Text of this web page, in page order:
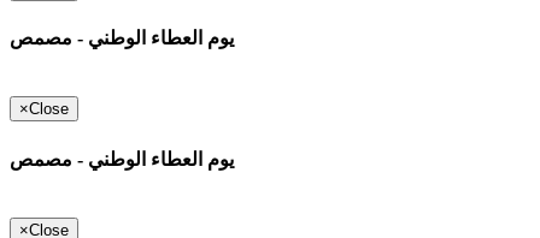
يوم العطاء الوطني - مصمص
×Close
يوم العطاء الوطني - مصمص
×Close